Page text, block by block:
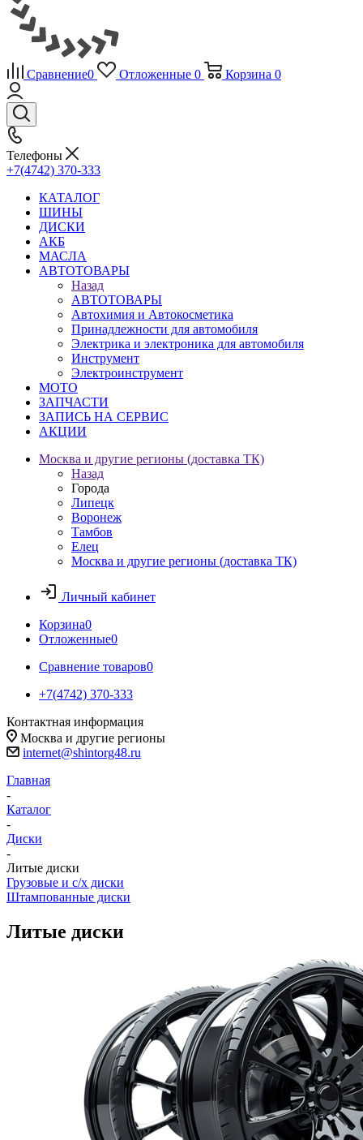
Сравнение0 Отложенные 0 Корзина 0
Телефоны
+7(4742) 370-333
КАТАЛОГ
ШИНЫ
ДИСКИ
АКБ
МАСЛА
АВТОТОВАРЫ
Назад
АВТОТОВАРЫ
Автохимия и Автокосметика
Принадлежности для автомобиля
Электрика и электроника для автомобиля
Инструмент
Электроинструмент
МОТО
ЗАПЧАСТИ
ЗАПИСЬ НА СЕРВИС
АКЦИИ
Москва и другие регионы (доставка ТК)
Назад
Города
Липецк
Воронеж
Тамбов
Елец
Москва и другие регионы (доставка ТК)
Личный кабинет
Корзина0
Отложенные0
Сравнение товаров0
+7(4742) 370-333
Контактная информация
Москва и другие регионы
internet@shintorg48.ru
Главная
-
Каталог
-
Диски
-
Литые диски
Грузовые и с/х диски
Штампованные диски
Литые диски